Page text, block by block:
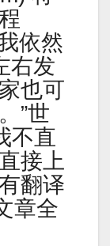
依然
右发
也可
”世
不直
接上
翻译
章全